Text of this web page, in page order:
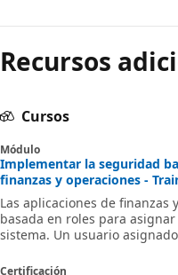
Recursos
Cursos
Módulo
Implementar la seguridad
finanzas y operaciones -
Las aplicaciones de finanzas
basada en roles para
sistema. Un usuario
Certificación